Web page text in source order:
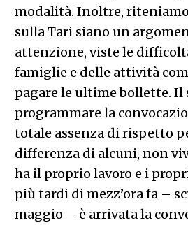
modalità. Inoltre,
sulla Tari siano un
attenzione, viste le
famiglie e delle attività
pagare le ultime bollette. Il
programmare la
totale assenza di rispetto
differenza di alcuni, non
ha il proprio lavoro e i
più tardi di mezz’ora fa –
maggio – è arrivata la